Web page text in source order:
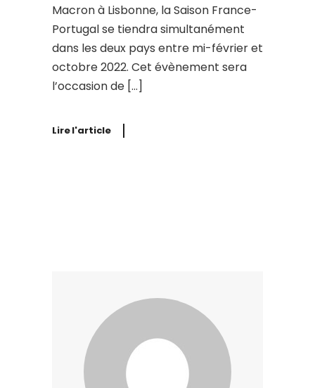
Macron à Lisbonne, la Saison France-
Portugal se tiendra simultanément
dans les deux pays entre mi-février et
octobre 2022. Cet évènement sera
l’occasion de […]
Lire l'article